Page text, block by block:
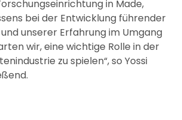
in Made,
bei der Entwicklung führender
unserer Erfahrung im Umgang
wir, eine wichtige Rolle in der
zu spielen“, so Yossi